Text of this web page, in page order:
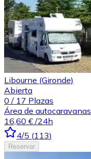
Libourne (Gironde)
Abierta
0 / 17 Plazas
Área de autocaravanas
16,60 € /24h
4/5 (113)
Reservar